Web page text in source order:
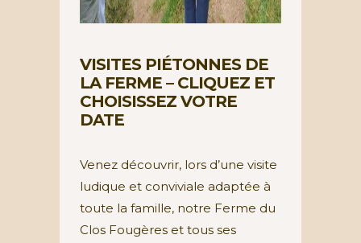
VISITES PIÉTONNES DE
LA FERME – CLIQUEZ ET
CHOISISSEZ VOTRE
DATE
Venez découvrir, lors d’une visite
ludique et conviviale adaptée à
toute la famille, notre Ferme du
Clos Fougères et tous ses